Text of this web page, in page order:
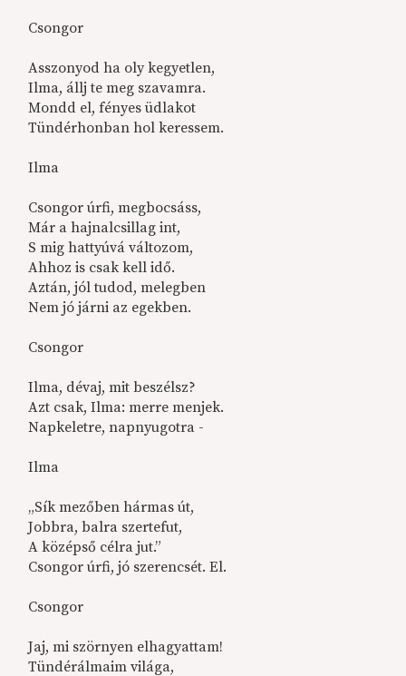
Csongor
Asszonyod ha oly kegyetlen,
Ilma, állj te meg szavamra.
Mondd el, fényes üdlakot
Tündérhonban hol keressem.
Ilma
Csongor úrfi, megbocsáss,
Már a hajnalcsillag int,
S mig hattyúvá változom,
Ahhoz is csak kell idő.
Aztán, jól tudod, melegben
Nem jó járni az egekben.
Csongor
Ilma, dévaj, mit beszélsz?
Azt csak, Ilma: merre menjek.
Napkeletre, napnyugotra -
Ilma
„Sík mezőben hármas út,
Jobbra, balra szertefut,
A középső célra jut.”
Csongor úrfi, jó szerencsét. El.
Csongor
Jaj, mi szörnyen elhagyattam!
Tündérálmaim világa,